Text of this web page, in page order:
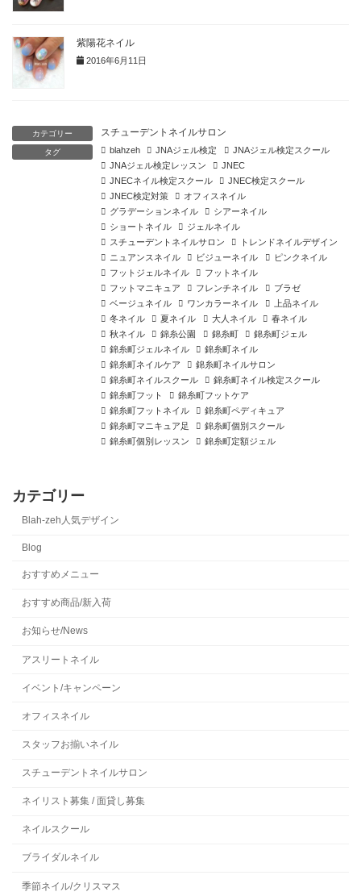
紫陽花ネイル
2016年6月11日
カテゴリー スチューデントネイルサロン
タグ blahzeh JNAジェル検定
JNAジェル検定スクール
JNAジェル検定レッスン
JNEC
JNECネイル検定スクール
JNEC検定スクール
JNEC検定対策
オフィスネイル
グラデーションネイル
シアーネイル
ショートネイル
ジェルネイル
スチューデントネイルサロン
トレンドネイルデザイン
ニュアンスネイル
ビジューネイル
ピンクネイル
フットジェルネイル
フットネイル
フットマニキュア
フレンチネイル
ブラゼ
ベージュネイル
ワンカラーネイル
上品ネイル
冬ネイル
夏ネイル 大人ネイル
春ネイル
秋ネイル
錦糸公園 錦糸町
錦糸町ジェル
錦糸町ジェルネイル
錦糸町ネイル
錦糸町ネイルケア
錦糸町ネイルサロン
錦糸町ネイルスクール
錦糸町ネイル検定スクール
錦糸町フット
錦糸町フットケア
錦糸町フットネイル
錦糸町ペディキュア
錦糸町マニキュア足
錦糸町個別スクール
錦糸町個別レッスン
錦糸町定額ジェル
カテゴリー
Blah-zeh人気デザイン
Blog
おすすめメニュー
おすすめ商品/新入荷
お知らせ/News
アスリートネイル
イベント/キャンペーン
オフィスネイル
スタッフお揃いネイル
スチューデントネイルサロン
ネイリスト募集 / 面貸し募集
ネイルスクール
ブライダルネイル
季節ネイル/クリスマス